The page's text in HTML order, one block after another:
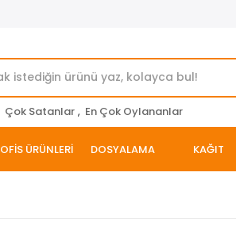
Çok Satanlar , En Çok Oylananlar
OFİS ÜRÜNLERİ DOSYALAMA KAĞIT